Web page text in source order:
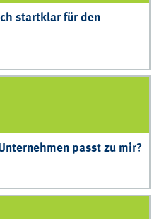
startklar für den
passt zu mir?